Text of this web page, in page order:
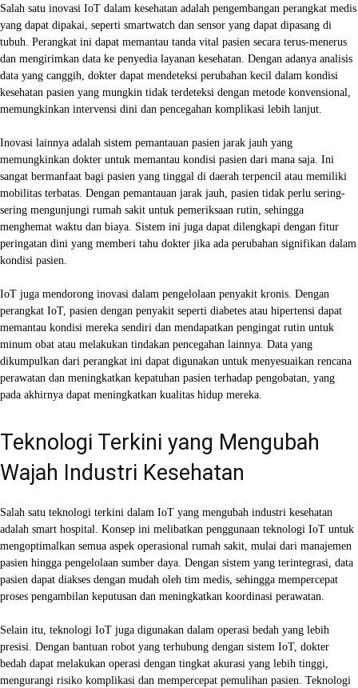
Salah satu inovasi IoT dalam kesehatan adalah pengembangan perangkat medis
yang dapat dipakai, seperti smartwatch dan sensor yang dapat dipasang di
tubuh. Perangkat ini dapat memantau tanda vital pasien secara terus-menerus
dan mengirimkan data ke penyedia layanan kesehatan. Dengan adanya analisis
data yang canggih, dokter dapat mendeteksi perubahan kecil dalam kondisi
kesehatan pasien yang mungkin tidak terdeteksi dengan metode konvensional,
memungkinkan intervensi dini dan pencegahan komplikasi lebih lanjut.
Inovasi lainnya adalah sistem pemantauan pasien jarak jauh yang
memungkinkan dokter untuk memantau kondisi pasien dari mana saja. Ini
sangat bermanfaat bagi pasien yang tinggal di daerah terpencil atau memiliki
mobilitas terbatas. Dengan pemantauan jarak jauh, pasien tidak perlu sering-
sering mengunjungi rumah sakit untuk pemeriksaan rutin, sehingga
menghemat waktu dan biaya. Sistem ini juga dapat dilengkapi dengan fitur
peringatan dini yang memberi tahu dokter jika ada perubahan signifikan dalam
kondisi pasien.
IoT juga mendorong inovasi dalam pengelolaan penyakit kronis. Dengan
perangkat IoT, pasien dengan penyakit seperti diabetes atau hipertensi dapat
memantau kondisi mereka sendiri dan mendapatkan pengingat rutin untuk
minum obat atau melakukan tindakan pencegahan lainnya. Data yang
dikumpulkan dari perangkat ini dapat digunakan untuk menyesuaikan rencana
perawatan dan meningkatkan kepatuhan pasien terhadap pengobatan, yang
pada akhirnya dapat meningkatkan kualitas hidup mereka.
Teknologi Terkini yang Mengubah
Wajah Industri Kesehatan
Salah satu teknologi terkini dalam IoT yang mengubah industri kesehatan
adalah smart hospital. Konsep ini melibatkan penggunaan teknologi IoT untuk
mengoptimalkan semua aspek operasional rumah sakit, mulai dari manajemen
pasien hingga pengelolaan sumber daya. Dengan sistem yang terintegrasi, data
pasien dapat diakses dengan mudah oleh tim medis, sehingga mempercepat
proses pengambilan keputusan dan meningkatkan koordinasi perawatan.
Selain itu, teknologi IoT juga digunakan dalam operasi bedah yang lebih
presisi. Dengan bantuan robot yang terhubung dengan sistem IoT, dokter
bedah dapat melakukan operasi dengan tingkat akurasi yang lebih tinggi,
mengurangi risiko komplikasi dan mempercepat pemulihan pasien. Teknologi